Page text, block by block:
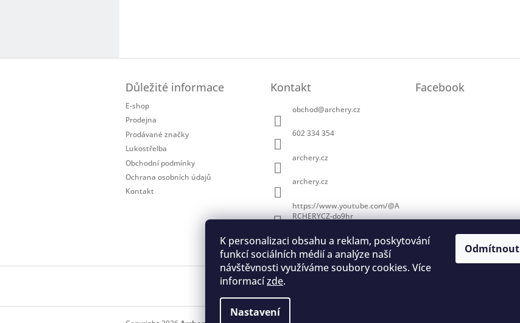
K personalizaci obsahu a reklam, poskytování
funkcí sociálních médií a analýze naší
návštěvnosti využíváme soubory cookies. Více
informacízde.
Nastavení
Odmítnout
Důležité informace
E-shop
Prodejna
Prodávané značky
Lukostřelba
Obchodní podmínky
Ochrana osobních údajů
Kontakt
Kontakt
obchod@archery.cz
602 334 354
archery.cz
archery.cz
https://www.youtube.com/@A
RCHERYCZ-do9hr
Facebook
Registrace na lukostřelbu